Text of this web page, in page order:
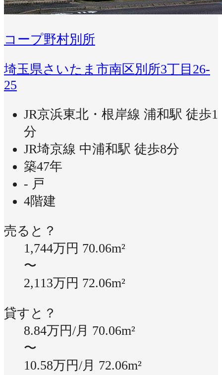
コープ野村別所
埼玉県さいたま市南区別所3丁目26-
25
JR京浜東北・根岸線 浦和駅 徒歩1
分
JR埼京線 中浦和駅 徒歩8分
築47年
- 戸
4階建
売ると？
1,744万円 70.06m²
〜
2,113万円 72.06m²
貸すと？
8.84万円/月 70.06m²
〜
10.58万円/月 72.06m²